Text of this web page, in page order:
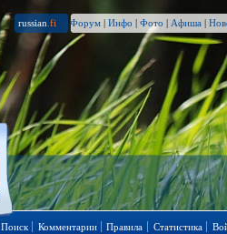
russian .fi Форум | Инфо | Фото | Афиша |
Поиск Комментарии Правила Статистика